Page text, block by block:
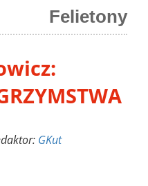
Felietony
GKut